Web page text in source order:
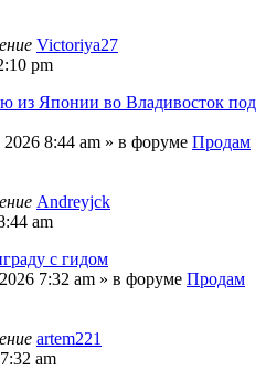
Victoriya27
pm
из Японии во Владивосток под
8:44 am » в форуме Продам
Andreyjck
am
с гидом
7:32 am » в форуме Продам
artem221
am